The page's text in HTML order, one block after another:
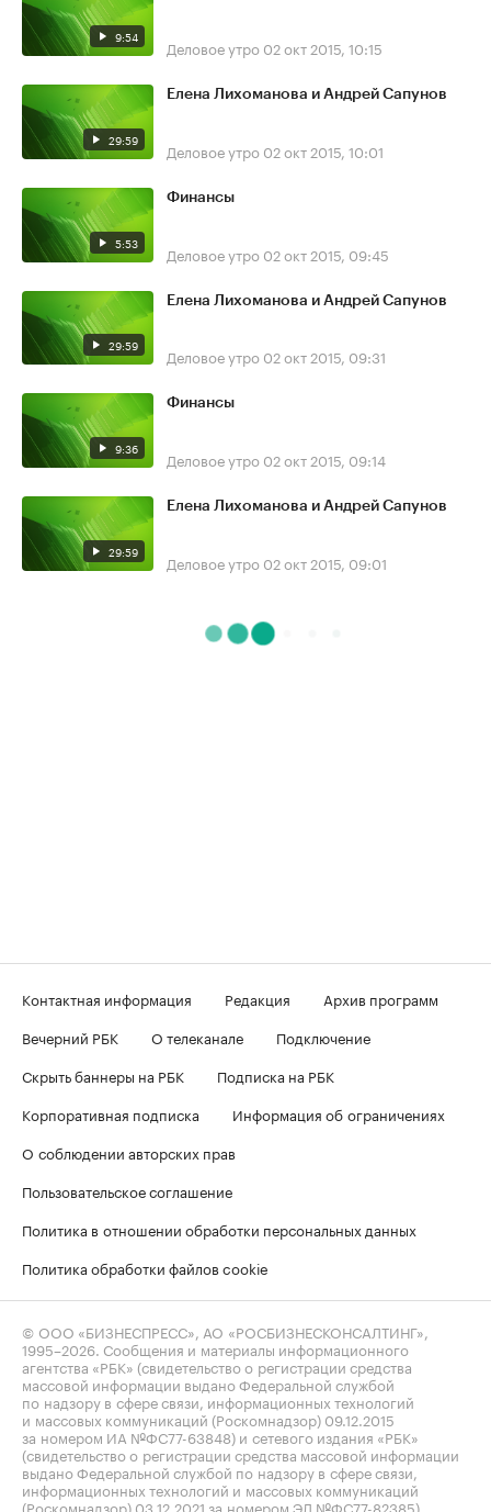
9:54 Деловое утро 02 окт 2015, 10:15
29:59
Елена Лихоманова и Андрей Сапунов
Деловое утро 02 окт 2015, 10:01
5:53
Финансы
Деловое утро 02 окт 2015, 09:45
29:59
Елена Лихоманова и Андрей Сапунов
Деловое утро 02 окт 2015, 09:31
9:36
Финансы
Деловое утро 02 окт 2015, 09:14
29:59
Елена Лихоманова и Андрей Сапунов
Деловое утро 02 окт 2015, 09:01
Контактная информация Редакция
Архив программ
Вечерний РБК
О телеканале
Подключение
Скрыть баннеры на РБК
Подписка на РБК
Корпоративная подписка
Информация об ограничениях
О соблюдении авторских прав
Пользовательское соглашение
Политика в отношении обработки персональных данных
Политика обработки файлов cookie
© ООО «БИЗНЕСПРЕСС», АО «РОСБИЗНЕСКОНСАЛТИНГ»,
1995–2026 . Сообщения и материалы информационного
агентства «РБК» (свидетельство о регистрации средства
массовой информации выдано Федеральной службой
по надзору в сфере связи, информационных технологий
и массовых коммуникаций (Роскомнадзор) 09.12.2015
за номером ИА №ФС77-63848) и сетевого издания «РБК»
(свидетельство о регистрации средства массовой информации
выдано Федеральной службой по надзору в сфере связи,
информационных технологий и массовых коммуникаций
(Роскомнадзор) 03.12.2021 за номером ЭЛ №ФС77-82385)